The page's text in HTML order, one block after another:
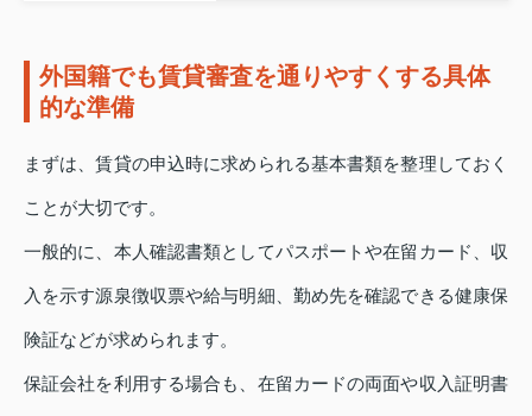
外国籍でも賃貸審査を通りやすくする具体
的な準備
まずは、賃貸の申込時に求められる基本書類を整理しておく
ことが大切です。
一般的に、本人確認書類としてパスポートや在留カード、収
入を示す源泉徴収票や給与明細、勤め先を確認できる健康保
険証などが求められます。
保証会社を利用する場合も、在留カードの両面や収入証明書